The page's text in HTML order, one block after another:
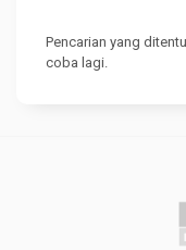
Pencarian yang
coba lagi.